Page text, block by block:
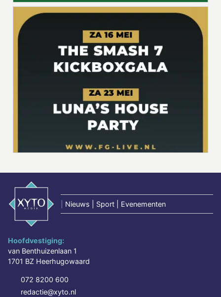
Nieuws | Sport | Evenementen
Hoofdvestiging:
van Benthuizenlaan 1
1701 BZ Heerhugowaard
072 8200 600
redactie@xyto.nl